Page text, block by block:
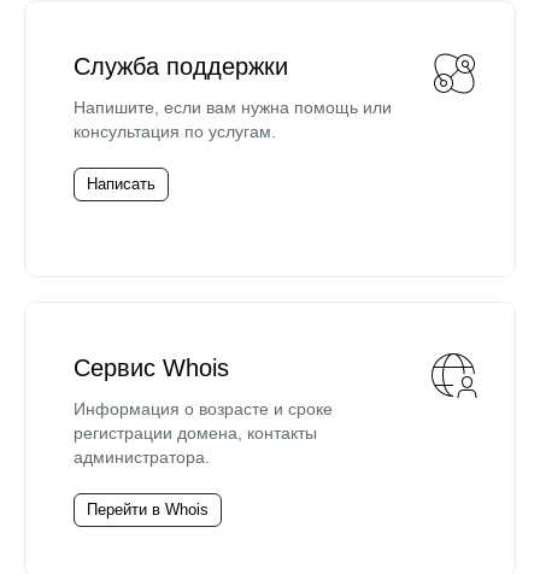
Служба поддержки
Напишите, если вам нужна помощь или
консультация по услугам.
Написать
Сервис Whois
Информация о возрасте и сроке
регистрации домена, контакты
администратора.
Перейти в Whois